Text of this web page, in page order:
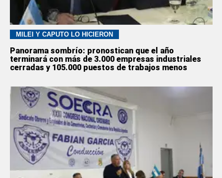
MILEI Y CAPUTO LO HICIERON
Panorama sombrío: pronostican que el año
terminará con más de 3.000 empresas industriales
cerradas y 105.000 puestos de trabajos menos